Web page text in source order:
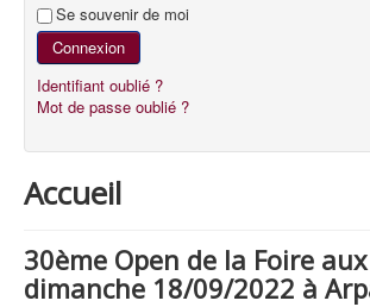
Se souvenir de moi
Connexion
Identifiant oublié ?
Mot de passe oublié ?
Accueil
30ème Open de la Foire
dimanche 18/09/2022 à